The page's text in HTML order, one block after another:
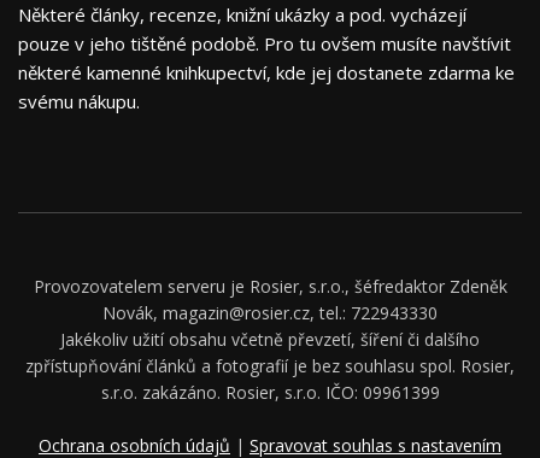
Některé články, recenze, knižní ukázky a pod. vycházejí
pouze v jeho tištěné podobě. Pro tu ovšem musíte navštívit
některé kamenné knihkupectví, kde jej dostanete zdarma ke
svému nákupu.
Provozovatelem serveru je Rosier, s.r.o., šéfredaktor Zdeněk
Novák, magazin@rosier.cz, tel.: 722943330
Jakékoliv užití obsahu včetně převzetí, šíření či dalšího
zpřístupňování článků a fotografií je bez souhlasu spol. Rosier,
s.r.o. zakázáno. Rosier, s.r.o. IČO: 09961399
Ochrana osobních údajů | Spravovat souhlas s nastavením